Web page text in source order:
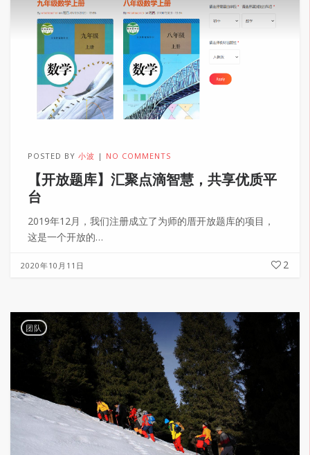
POSTED BY小波 NO COMMENTS
【开放题库】汇聚点滴智慧，共享优质平
台
2019年12月，我们注册成立了为师的厝开放题库的项目，
这是一个开放的…
2020年10月11日 2
团队